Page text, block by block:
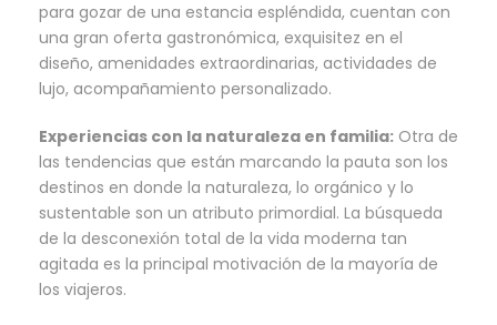
para gozar de una estancia espléndida, cuentan con
una gran oferta gastronómica, exquisitez en el
diseño, amenidades extraordinarias, actividades de
lujo, acompañamiento personalizado.
Experiencias con la naturaleza en familia: Otra de
las tendencias que están marcando la pauta son los
destinos en donde la naturaleza, lo orgánico y lo
sustentable son un atributo primordial. La búsqueda
de la desconexión total de la vida moderna tan
agitada es la principal motivación de la mayoría de
los viajeros.